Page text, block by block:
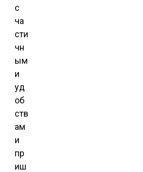
с
ча
сти
чн
ым
и
уд
об
ств
ам
и
пр
иш